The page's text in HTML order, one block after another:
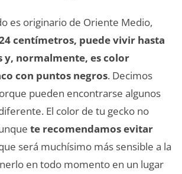
es originario de Oriente Medio,
centímetros, puede vivir hasta
y, normalmente, es color
con puntos negros. Decimos
pueden encontrarse algunos
El color de tu gecko no
te recomendamos evitar
será muchísimo más sensible a la
en todo momento en un lugar